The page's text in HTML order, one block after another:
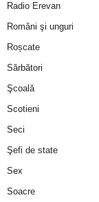
Radio Erevan
Români şi unguri
Roșcate
Sărbători
Şcoală
Scotieni
Seci
Şefi de state
Sex
Soacre